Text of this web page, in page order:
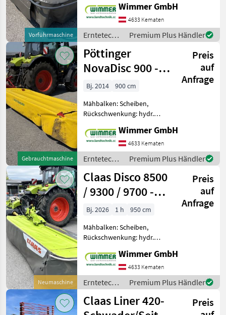
Vorführmaschine
Beleuchtung,
Schnitthöhenverstellung,
Scheibensicherung SafeCut
Das Claas Frontmähwerk
Disco 3200 F MOVE ist eine e
Wimmer GmbH
4633 Kematen
Erntetechnik
Grünland /
Claas
Premium Plus Händler
Gebrauchtmaschine
Pöttinger
NovaDisc 900 -
Gebrauchtes
Heckmähwerk
Preis
auf
Anfrage
Bj. 2014
900 cm
Mähbalken: Scheiben,
Rückschwenkung: hydr.
Mähwerks: Heckmähwerke,
Beleuchtung, Hochstellung,
Entlastungsfedern Die
gebrauchte PÖTTINGER
NOVA DISC
Wimmer GmbH
4633 Kematen
Erntetechnik
Grünland /
Pöttinger
Premium Plus Händler
Neumaschine
Claas Disco 8500
/ 9300 / 9700 -
Heckmähwerk
8,1-9,5m
Preis
auf
Anfrage
Bj. 2026 1 h
950 cm
Mähbalken: Scheiben,
Rückschwenkung: hydr.
Mähwerks: Heckmähwerke,
Aufbereiter, Beleuchtung,
Hochstellung,
Schnitthöhenverstellung,
Schwadleitblech,
Wimmer GmbH
4633 Kematen
Erntetechnik
Grünland /
Claas
Premium Plus Händler
Claas Liner 420-
Preis